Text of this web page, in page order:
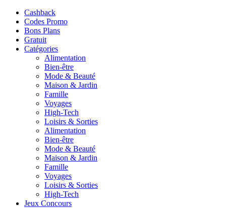
Cashback
Codes Promo
Bons Plans
Gratuit
Catégories
Alimentation
Bien-être
Mode & Beauté
Maison & Jardin
Famille
Voyages
High-Tech
Loisirs & Sorties
Alimentation
Bien-être
Mode & Beauté
Maison & Jardin
Famille
Voyages
Loisirs & Sorties
High-Tech
Jeux Concours